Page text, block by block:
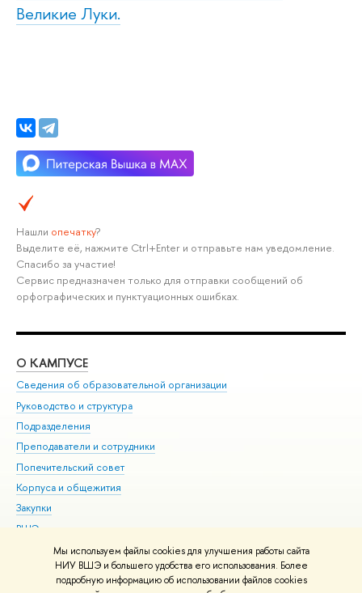
Мы используем файлы cookies для улучшения работы сайта
НИУ ВШЭ и большего удобства его использования. Более
подробную информацию об использовании файлов cookies
Великие Луки.
Нашли опечатку?
Выделите её, нажмите Ctrl+Enter и отправьте нам уведомление.
Спасибо за участие!
Сервис предназначен только для отправки сообщений об
орфографических и пунктуационных ошибках.
О КАМПУСЕ
Сведения об образовательной организации
Руководство и структура
Подразделения
Преподаватели и сотрудники
Попечительский совет
Корпуса и общежития
Закупки
ВШЭ для студентов с ограниченными возможностями
здоровья и инвалидностью
Версия для слабовидящих
Единая платежная страница